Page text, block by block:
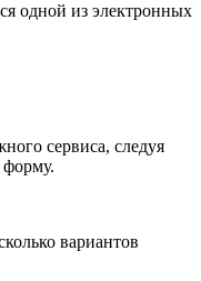
одной из электронных
сервиса, следуя
вариантов